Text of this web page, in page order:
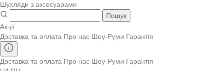
Шухляди з аксесуарами
Пошук
Акції
Доставка та оплата Про нас Шоу-Руми Гарантія
Доставка та оплата Про нас Шоу-Руми Гарантія